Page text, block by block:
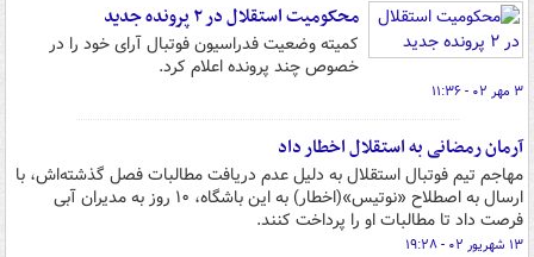
محکومیت استقلال در ۲ پرونده جدید
کمیته وضعیت فدراسیون فوتبال آرای خود را در
خصوص چند پرونده اعلام کرد.
۳ مهر ۰۲ - ۱۱:۳۶
آرمان رمضانی به استقلال اخطار داد
مهاجم تیم فوتبال استقلال به دلیل عدم دریافت مطالبات فصل گذشته‌اش، با
ارسال به اصطلاح «نوتیس»(اخطار) به این باشگاه، ۱۰ روز به مدیران آبی‌
فرصت داد تا مطالبات او را پرداخت کنند.
۱۳ شهریور ۰۲ - ۱۹:۲۸